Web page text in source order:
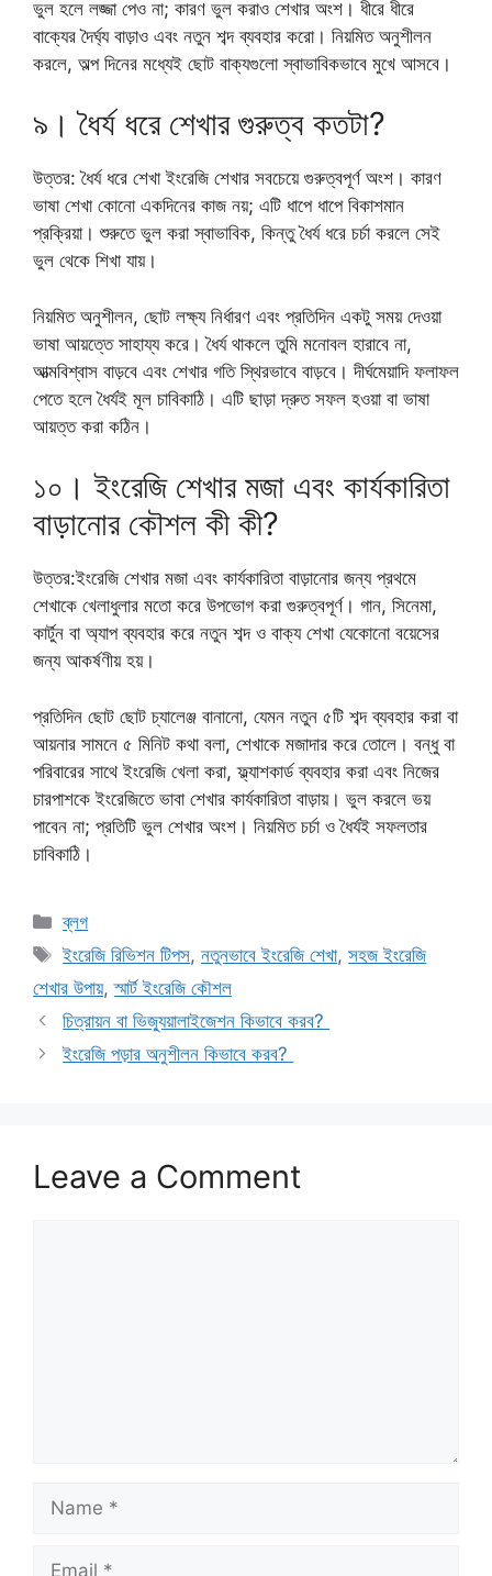
ভুল হলে লজ্জা পেও না; কারণ ভুল করাও শেখার অংশ। ধীরে ধীরে
বাক্যের দৈর্ঘ্য বাড়াও এবং নতুন শব্দ ব্যবহার করো। নিয়মিত অনুশীলন
করলে, অল্প দিনের মধ্যেই ছোট বাক্যগুলো স্বাভাবিকভাবে মুখে আসবে।
৯। ধৈর্য ধরে শেখার গুরুত্ব কতটা?
উত্তর: ধৈর্য ধরে শেখা ইংরেজি শেখার সবচেয়ে গুরুত্বপূর্ণ অংশ। কারণ
ভাষা শেখা কোনো একদিনের কাজ নয়; এটি ধাপে ধাপে বিকাশমান
প্রক্রিয়া। শুরুতে ভুল করা স্বাভাবিক, কিন্তু ধৈর্য ধরে চর্চা করলে সেই
ভুল থেকে শিখা যায়।
নিয়মিত অনুশীলন, ছোট লক্ষ্য নির্ধারণ এবং প্রতিদিন একটু সময় দেওয়া
ভাষা আয়ত্তে সাহায্য করে। ধৈর্য থাকলে তুমি মনোবল হারাবে না,
আত্মবিশ্বাস বাড়বে এবং শেখার গতি স্থিরভাবে বাড়বে। দীর্ঘমেয়াদি ফলাফল
পেতে হলে ধৈর্যই মূল চাবিকাঠি। এটি ছাড়া দ্রুত সফল হওয়া বা ভাষা
আয়ত্ত করা কঠিন।
১০। ইংরেজি শেখার মজা এবং কার্যকারিতা
বাড়ানোর কৌশল কী কী?
উত্তর:ইংরেজি শেখার মজা এবং কার্যকারিতা বাড়ানোর জন্য প্রথমে
শেখাকে খেলাধুলার মতো করে উপভোগ করা গুরুত্বপূর্ণ। গান, সিনেমা,
কার্টুন বা অ্যাপ ব্যবহার করে নতুন শব্দ ও বাক্য শেখা যেকোনো বয়েসের
জন্য আকর্ষণীয় হয়।
প্রতিদিন ছোট ছোট চ্যালেঞ্জ বানানো, যেমন নতুন ৫টি শব্দ ব্যবহার করা বা
আয়নার সামনে ৫ মিনিট কথা বলা, শেখাকে মজাদার করে তোলে। বন্ধু বা
পরিবারের সাথে ইংরেজি খেলা করা, ফ্ল্যাশকার্ড ব্যবহার করা এবং নিজের
চারপাশকে ইংরেজিতে ভাবা শেখার কার্যকারিতা বাড়ায়। ভুল করলে ভয়
পাবেন না; প্রতিটি ভুল শেখার অংশ। নিয়মিত চর্চা ও ধৈর্যই সফলতার
চাবিকাঠি।
Categories
ব্লগ
Tags
ইংরেজি রিভিশন টিপস,নতুনভাবে ইংরেজি শেখা,সহজ ইংরেজি
শেখার উপায়,স্মার্ট ইংরেজি কৌশল
চিত্রায়ন বা ভিজ্যুয়ালাইজেশন কিভাবে করব?
ইংরেজি পড়ার অনুশীলন কিভাবে করব?
Leave a Comment